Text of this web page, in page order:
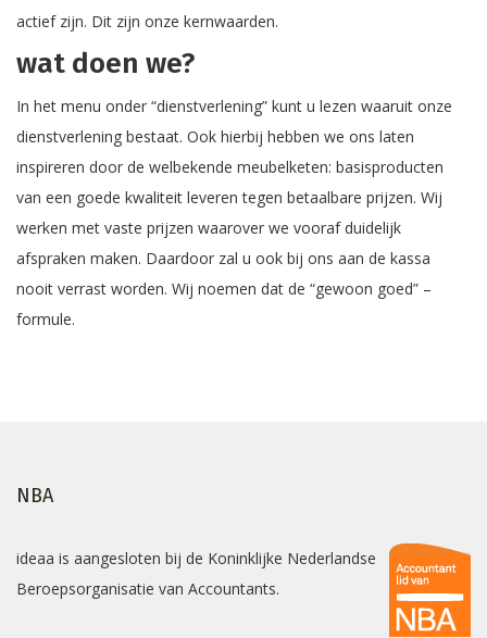
actief zijn. Dit zijn onze kernwaarden.
wat doen we?
In het menu onder “dienstverlening” kunt u lezen waaruit onze
dienstverlening bestaat. Ook hierbij hebben we ons laten
inspireren door de welbekende meubelketen: basisproducten
van een goede kwaliteit leveren tegen betaalbare prijzen. Wij
werken met vaste prijzen waarover we vooraf duidelijk
afspraken maken. Daardoor zal u ook bij ons aan de kassa
nooit verrast worden. Wij noemen dat de “gewoon goed” –
formule.
NBA
ideaa is aangesloten bij de Koninklijke Nederlandse
Beroepsorganisatie van Accountants.